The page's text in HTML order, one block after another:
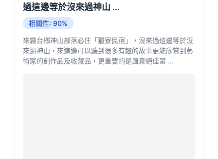
過這邊等於沒來過神山 ...
相關性: 90%
來霧台鄉神山部落必住「獵寮民宿」，沒來過這邊等於沒
來過神山，來這邊可以聽到很多有趣的故事更能欣賞到藝
術家的創作品及收藏品，更重要的是風景絕佳第 ...